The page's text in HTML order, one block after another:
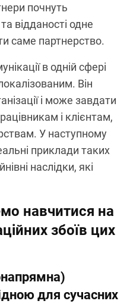
почнуть
відданості одне
саме партнерство.
в одній сфері
Він
і може завдати
і клієнтам,
У наступному
приклади таких
наслідки, які
навчитися на
збоїв цих
для сучасних